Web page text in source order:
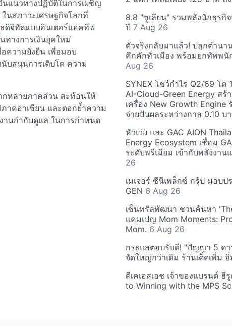
นแนวทางปฏิบัติในการเผชิญ
นสภาวะเศรษฐกิจโลกที่
ธดิจิทัลแบบอินเตอร์แอคทีฟ
ทางการเงินยุคใหม่
ความยั่งยืน เพื่อมอบ
บสนุนการเติบโต ความ
กหลายภาคส่วน สะท้อนให้
าคอาเซียน และตอกย้ำความ
านกำกับดูแล ในการกำหนด
8.8 "ซูเลียน" รวมพลังนักธุรกิ
ปี 7 Aug 26
ตัวจริงกลับมาแล้ว! ปลุกตำน
คึกคักทั่วเมือง พร้อมยกทัพพนั
Aug 26
SYNEX โชว์กำไร Q2/69 โต
AI-Cloud-Green Energy สร้
เครื่อง New Growth Engine
จ่ายปันผลระหว่างกาล 0.10 บ
หัวเว่ย และ GAC AION
Energy Ecosystem เชื่อม
ระดับพรีเมียม เข้ากับพลังงา
26
เมเจอร์ ซีนีเพล็กซ์ กรุ้ป มอบ
GEN 6 Aug 26
เซ็นทรัลพัฒนา ชวนค้นหา
แคมเปญ Mom Moments:
Mom. 6 Aug 26
กระแสตอบรับดี! "ปัญญา 5 ด
จัดใหญ่กว่าเดิม ร้านเด็ดเพิ่ม
ดีเคเอสเอช เจ้าของแบรนด์
to Winning with the MPS